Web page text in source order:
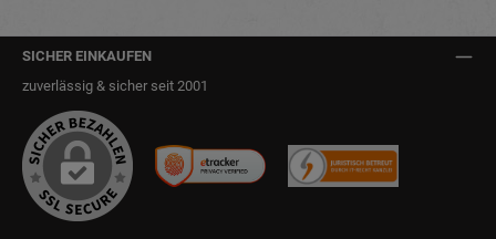
SICHER EINKAUFEN
zuverlässig & sicher seit 2001